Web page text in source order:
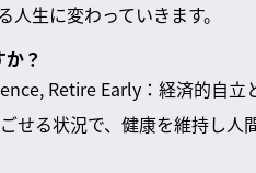
生に変わっていきます。
？
Retire Early：経済的自立
せる状況で、健康を維持し